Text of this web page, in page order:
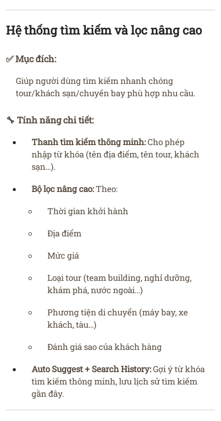
Hệ thống tìm kiếm và lọc nâng cao
✅ Mục đích:
Giúp người dùng tìm kiếm nhanh chóng
tour/khách sạn/chuyến bay phù hợp nhu cầu.
🔧 Tính năng chi tiết:
Thanh tìm kiếm thông minh:Cho phép
nhập từ khóa (tên địa điểm, tên tour, khách
sạn…).
Bộ lọc nâng cao:Theo:
Thời gian khởi hành
Địa điểm
Mức giá
Loại tour (team building, nghỉ dưỡng,
khám phá, nước ngoài…)
Phương tiện di chuyển (máy bay, xe
khách, tàu…)
Đánh giá sao của khách hàng
Auto Suggest + Search History:Gợi ý từ khóa
tìm kiếm thông minh, lưu lịch sử tìm kiếm
gần đây.